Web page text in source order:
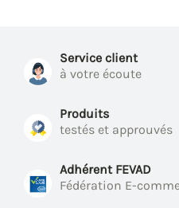
Service client
à votre écoute
Produits
testés et approuvés
Adhérent FEVAD
Fédération E-